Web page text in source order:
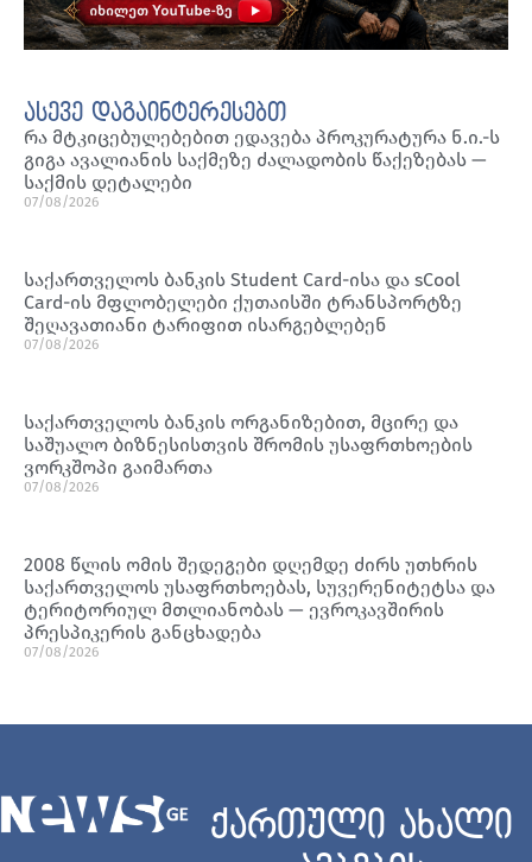
ასევე დაგაინტერესებთ
რა მტკიცებულებებით ედავება პროკურატურა ნ.ი.-ს
გიგა ავალიანის საქმეზე ძალადობის წაქეზებას —
საქმის დეტალები
07/08/2026
საქართველოს ბანკის Student Card-ისა და sCool
Card-ის მფლობელები ქუთაისში ტრანსპორტზე
შეღავათიანი ტარიფით ისარგებლებენ
07/08/2026
საქართველოს ბანკის ორგანიზებით, მცირე და
საშუალო ბიზნესისთვის შრომის უსაფრთხოების
ვორკშოპი გაიმართა
07/08/2026
2008 წლის ომის შედეგები დღემდე ძირს უთხრის
საქართველოს უსაფრთხოებას, სუვერენიტეტსა და
ტერიტორიულ მთლიანობას — ევროკავშირის
პრესპიკერის განცხადება
07/08/2026
ქართული ახალი